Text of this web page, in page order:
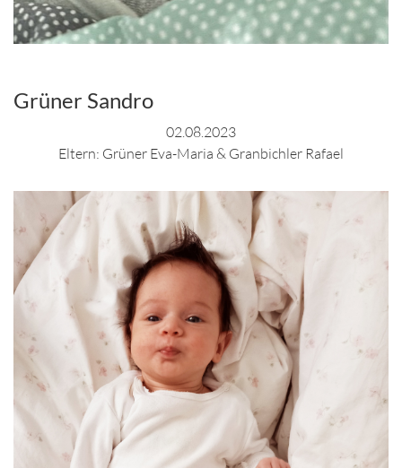
Grüner Sandro
02.08.2023
Eltern: Grüner Eva-Maria & Granbichler Rafael